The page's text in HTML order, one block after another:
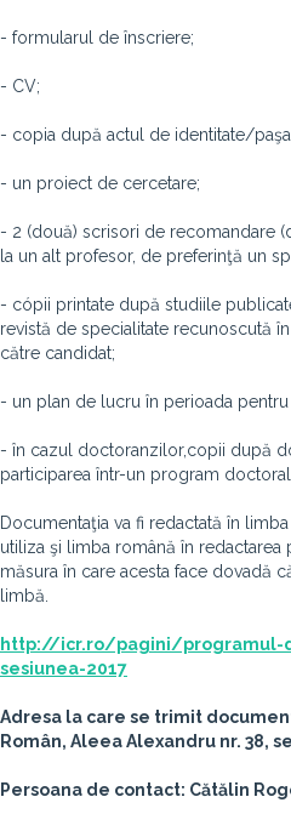
- formularul de înscriere;
- CV;
- copia după actul de identitate/
- un proiect de cercetare;
- 2 (două) scrisori de recomandare
la un alt profesor, de preferinţă un
- cópii printate după studiile
revistă de specialitate recunoscută
către candidat;
- un plan de lucru în perioada
- în cazul doctoranzilor,copii după
participarea într-un program doctoral
Documentaţia va fi redactată în
utiliza şi limba română în
măsura în care acesta face dovadă
limbă.
http://icr.ro/pagini/programul-
sesiunea-2017
Adresa la care se trimit
Român, Aleea Alexandru nr. 38,
Persoana de contact: Cătălin